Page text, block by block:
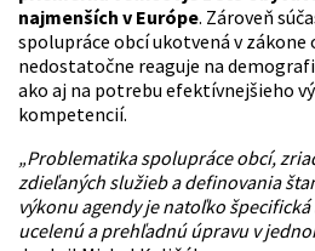
najmenších v Európe. Zároveň
spolupráce obcí ukotvená v zákone
nedostatočne reaguje na
ako aj na potrebu efektívnejšieho
kompetencií.
„Problematika spolupráce obcí,
zdieľaných služieb a definovania
výkonu agendy je natoľko
ucelenú a prehľadnú úpravu v